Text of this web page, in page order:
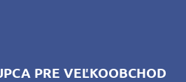
PRE VEĽKOOBCHOD